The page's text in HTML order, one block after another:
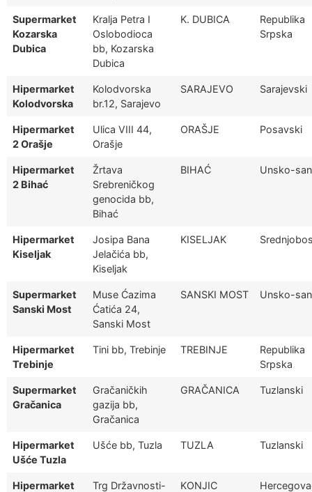
Supermarket
Kozarska
Dubica
Kralja Petra I
Oslobodioca
bb, Kozarska
Dubica
K. DUBICA
Republika
Srpska
Hipermarket
Kolodvorska
Kolodvorska
br.12, Sarajevo
SARAJEVO Sarajevski
Hipermarket
2 Orašje
Ulica VIII 44,
Orašje
ORAŠJE Posavski
Hipermarket
2 Bihać
Žrtava
Srebreničkog
genocida bb,
Bihać
BIHAĆ Unsko-
Hipermarket
Kiseljak
Josipa Bana
Jelačića bb,
Kiseljak
KISELJAK
Supermarket
Sanski Most
Muse Ćazima
Ćatića 24,
Sanski Most
SANSKI MOST Unsko-
Hipermarket
Trebinje
Tini bb, Trebinje TREBINJE
Republika
Srpska
Supermarket
Gračanica
Gračaničkih
gazija bb,
Gračanica
GRAČANICA Tuzlanski
Hipermarket
Ušće Tuzla
Ušće bb, Tuzla TUZLA Tuzlanski
Hipermarket
Trg Državnosti-
KONJIC